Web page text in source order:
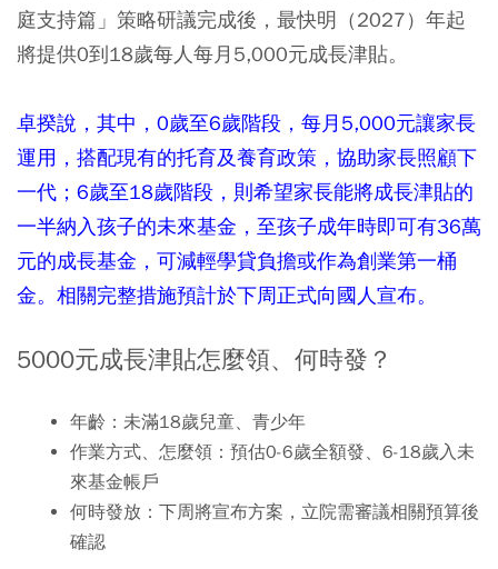
庭支持篇」策略研議完成後，最快明（2027）年起
將提供0到18歲每人每月5,000元成長津貼。
卓揆說，其中，0歲至6歲階段，每月5,000元讓家長
運用，搭配現有的托育及養育政策，協助家長照顧下
一代；6歲至18歲階段，則希望家長能將成長津貼的
一半納入孩子的未來基金，至孩子成年時即可有36萬
元的成長基金，可減輕學貸負擔或作為創業第一桶
金。相關完整措施預計於下周正式向國人宣布。
5000元成長津貼怎麼領、何時發？
年齡：未滿18歲兒童、青少年
作業方式、怎麼領：預估0-6歲全額發、6-18歲入未
來基金帳戶
何時發放：下周將宣布方案，立院需審議相關預算後
確認